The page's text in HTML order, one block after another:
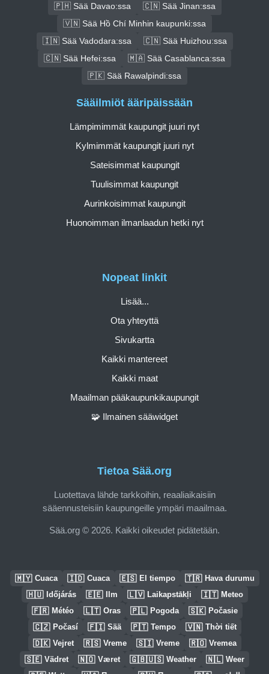
🇵🇭 Sää Davao:ssa
🇨🇳 Sää Jinan:ssa
🇻🇳 Sää Hồ Chí Minhin kaupunki:ssa
🇮🇳 Sää Vadodara:ssa
🇨🇳 Sää Huizhou:ssa
🇨🇳 Sää Hefei:ssa
🇲🇦 Sää Casablanca:ssa
🇵🇰 Sää Rawalpindi:ssa
Tietoa Sää.org
Luotettava lähde tarkkoihin, reaaliaikaisiin
sääennusteisiin kaupungeille ympäri maailmaa.
Sää.org © 2026. Kaikki oikeudet pidätetään.
Nopeat linkit
Lisää...
Ota yhteyttä
Sivukartta
Kaikki mantereet
Kaikki maat
Maailman pääkaupunkikaupungit
🧩 Ilmainen sääwidget
Sääilmiöt ääripäissään
Lämpimimmät kaupungit juuri nyt
Kylmimmät kaupungit juuri nyt
Sateisimmat kaupungit
Tuulisimmat kaupungit
Aurinkoisimmat kaupungit
Huonoimman ilmanlaadun hetki nyt
🇲🇾 Cuaca 🇮🇩 Cuaca 🇪🇸 El tiempo 🇹🇷 Hava durumu
🇭🇺 Időjárás 🇪🇪 Ilm 🇱🇻 Laikapstākļi 🇮🇹 Meteo
🇫🇷 Météo 🇱🇹 Oras 🇵🇱 Pogoda 🇸🇰 Počasie
🇨🇿 Počasí 🇫🇮 Sää 🇵🇹 Tempo 🇻🇳 Thời tiết
🇩🇰 Vejret 🇷🇸 Vreme 🇸🇮 Vreme 🇷🇴 Vremea
🇸🇪 Vädret 🇳🇴 Været 🇬🇧🇺🇸 Weather 🇳🇱 Weer